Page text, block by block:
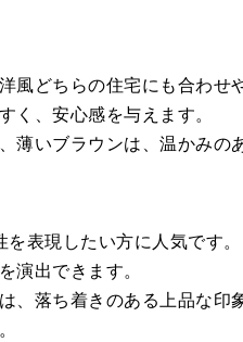
どちらの住宅にも合わせ
く、安心感を与えます。
いブラウンは、温かみの
表現したい方に人気です。
演出できます。
、落ち着きのある上品な